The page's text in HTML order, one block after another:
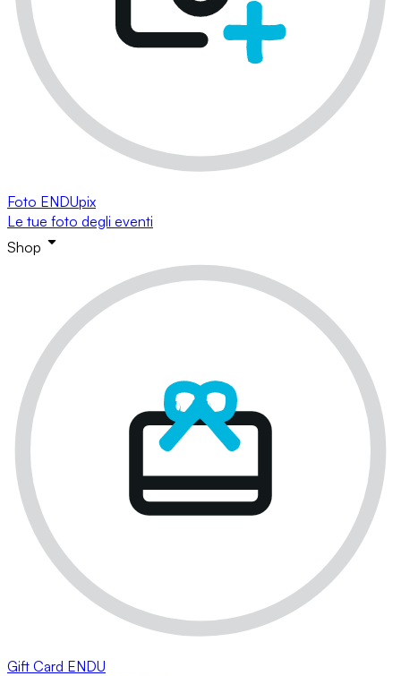
Foto ENDUpix
Le tue foto degli eventi
Shop
Gift Card ENDU